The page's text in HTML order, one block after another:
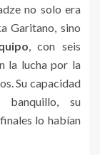
no solo era
Garitano, sino
, con seis
la lucha por la
Su capacidad
banquillo, su
lo habían